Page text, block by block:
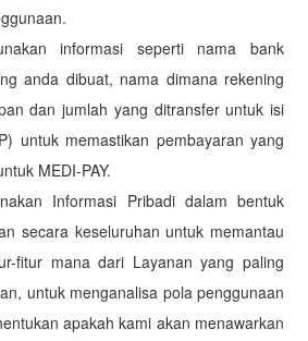
informasi seperti nama bank
anda dibuat, nama dimana rekening
dan jumlah yang ditransfer untuk isi
untuk memastikan pembayaran yang
MEDI-PAY.
Informasi Pribadi dalam bentuk
secara keseluruhan untuk memantau
fitur mana dari Layanan yang paling
untuk menganalisa pola penggunaan
apakah kami akan menawarkan